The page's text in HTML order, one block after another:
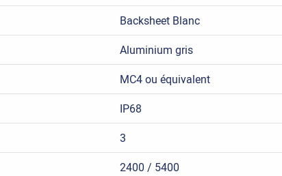
Backsheet Blanc
Aluminium gris
MC4 ou équivalent
IP68
3
2400 / 5400